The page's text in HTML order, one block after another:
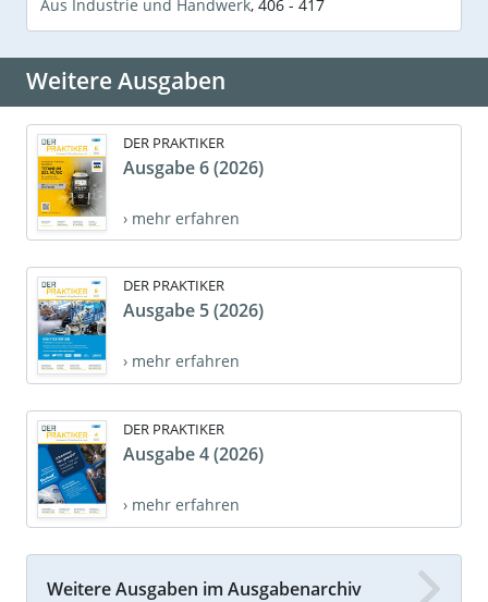
Aus Industrie und Handwerk, 406 - 417
Weitere Ausgaben
DER PRAKTIKER
Ausgabe 6 (2026)
› mehr erfahren
DER PRAKTIKER
Ausgabe 5 (2026)
› mehr erfahren
DER PRAKTIKER
Ausgabe 4 (2026)
› mehr erfahren
Weitere Ausgaben im Ausgabenarchiv